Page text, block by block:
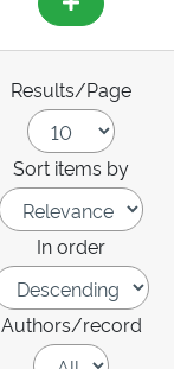
Results/Page
Sort items by
In order
Authors/record